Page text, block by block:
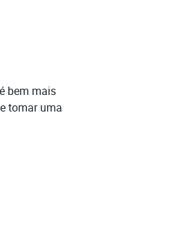
bem mais
tomar uma